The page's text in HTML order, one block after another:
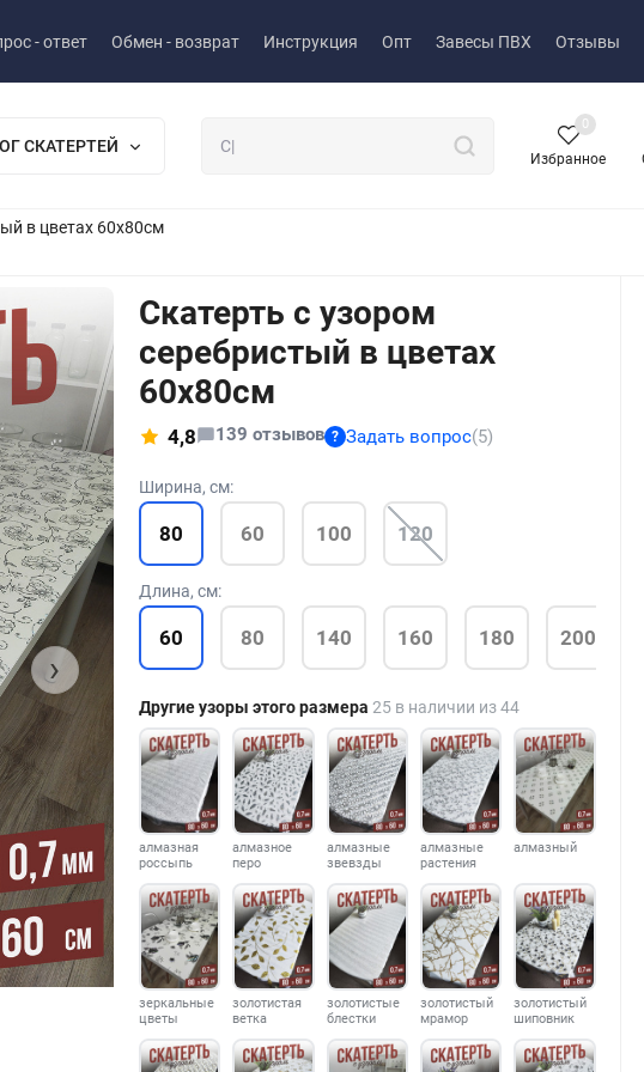
- ответ Обмен - возврат Инструкция Опт Завесы ПВХ Отзывы
СКАТЕРТЕЙ
Избранное
0
в цветах 60x80см
›
Скатерть с узором
серебристый в цветах
60x80см
4,8 139 отзывов ? Задать вопрос(5)
Ширина, см:
80 60 100 120
Длина, см:
60 80 140 160 180 200
Другие узоры этого размера 25 в наличии из 44
алмазная
россыпь
алмазное
перо
алмазные
звевзды
алмазные
растения
алмазный
зеркальные
цветы
золотистая
ветка
золотистые
блестки
золотистый
мрамор
золотистый
шиповник